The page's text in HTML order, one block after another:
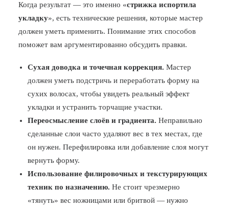
Когда результат — это именно «стрижка испортила
укладку», есть технические решения, которые мастер
должен уметь применить. Понимание этих способов
поможет вам аргументированно обсудить правки.
Сухая доводка и точечная коррекция. Мастер
должен уметь подстричь и переработать форму на
сухих волосах, чтобы увидеть реальный эффект
укладки и устранить торчащие участки.
Переосмысление слоёв и градиента. Неправильно
сделанные слои часто удаляют вес в тех местах, где
он нужен. Перефилировка или добавление слоя могут
вернуть форму.
Использование филировочных и текстурирующих
техник по назначению. Не стоит чрезмерно
«тянуть» вес ножницами или бритвой — нужно